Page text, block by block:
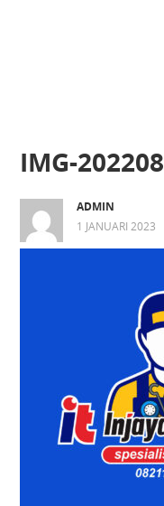
IMG-
ADMIN
1 JANUARI 2023